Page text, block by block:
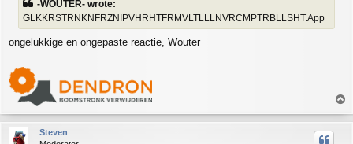
-WOUTER- wrote:
GLKKRSTRNKNFRZNIPVHRHTFRMVLTLLLNVRCMPTRBLLSHT.App
ongelukkige en ongepaste reactie, Wouter
o
p
Steven